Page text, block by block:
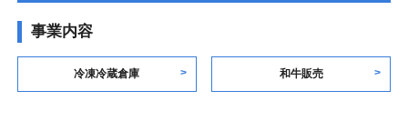
事業内容
冷凍冷蔵倉庫 和牛販売